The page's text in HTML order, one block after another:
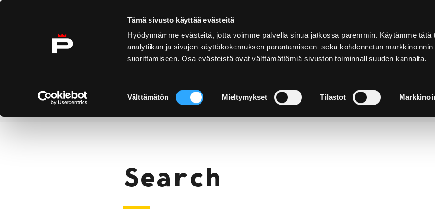
Tämä sivusto käyttää evästeitä
Hyödynnämme evästeitä, jotta voimme palvella sinua jatkossa paremmin. Käytämme tätä
analytiikan ja sivujen käyttökokemuksen parantamiseen, sekä kohdennetun markkinoinnin
suorittamiseen. Osa evästeistä ovat välttämättömiä sivuston toiminnallisuuden kannalta.
valinta
Välttämätön Mieltymykset Tilastot
Skip to content
Deutsch
Home
Search